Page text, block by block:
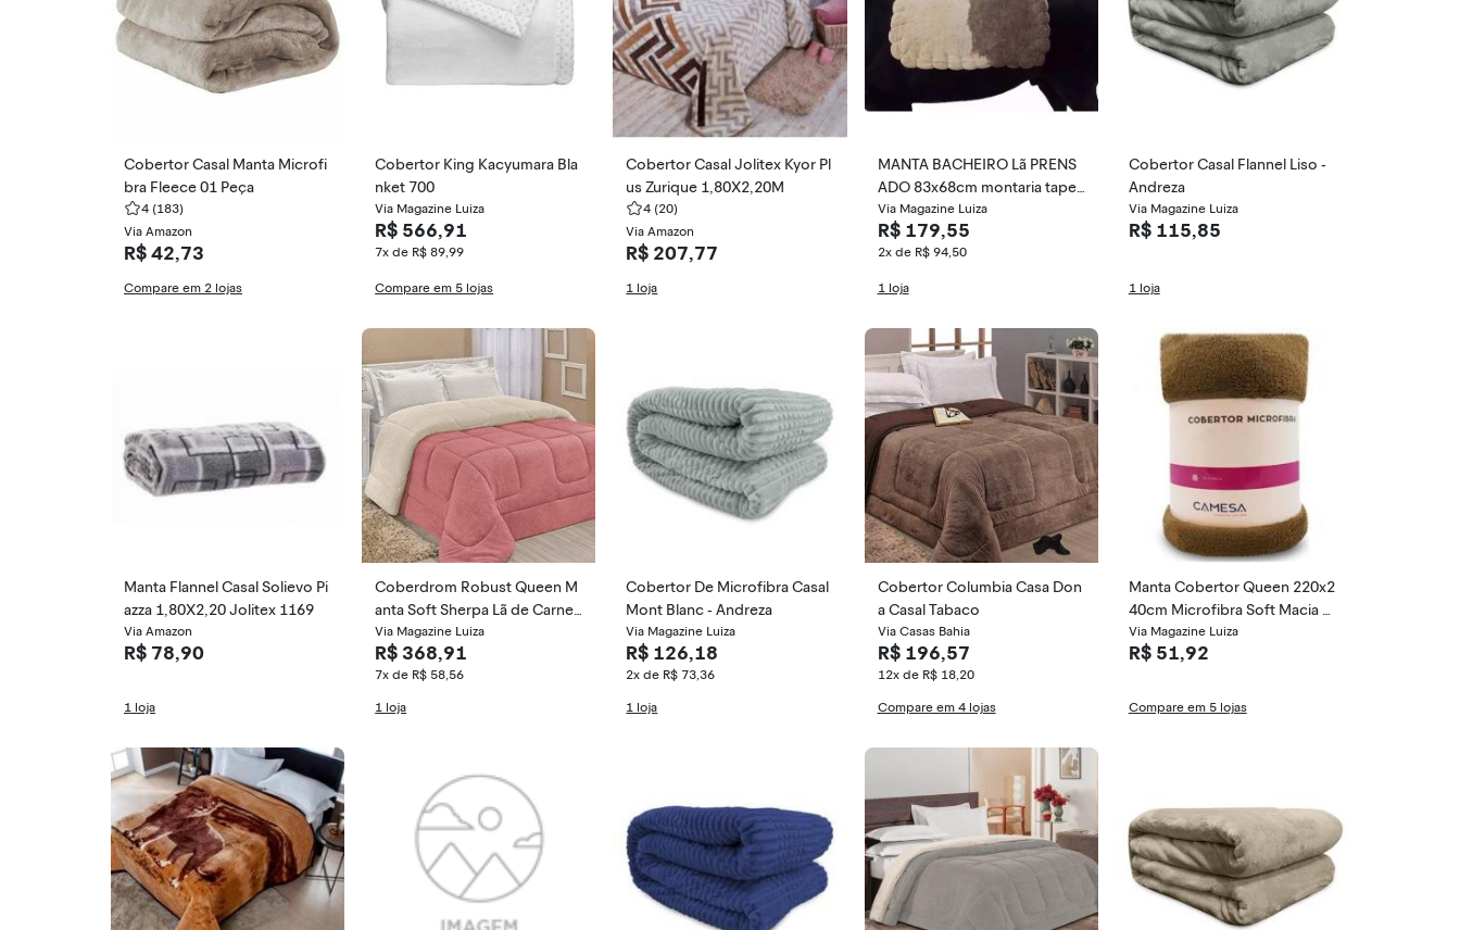
Cobertor Casal Manta Microfi
bra Fleece 01 Peça
4 (183)
Via Amazon
R$ 42,73
Compare em 2 lojas
Cobertor King Kacyumara Bla
nket 700
Via Magazine Luiza
R$ 566,91
7x de R$ 89,99
Compare em 5 lojas
Cobertor Casal Jolitex Kyor Pl
us Zurique 1,80X2,20M
4 (20)
Via Amazon
R$ 207,77
1 loja
MANTA BACHEIRO Lã PRENS
ADO 83x68cm montaria tapet
e
Via Magazine Luiza
R$ 179,55
2x de R$ 94,50
1 loja
Cobertor Casal Flannel Liso -
Andreza
Via Magazine Luiza
R$ 115,85
1 loja
Manta Flannel Casal Solievo Pi
azza 1,80X2,20 Jolitex 1169
Via Amazon
R$ 78,90
1 loja
Coberdrom Robust Queen M
anta Soft Sherpa Lã de Carneir
o Pesado Grosso 1 Peça -
Via Magazine Luiza
R$ 368,91
7x de R$ 58,56
1 loja
Cobertor De Microfibra Casal
Mont Blanc - Andreza
Via Magazine Luiza
R$ 126,18
2x de R$ 73,36
1 loja
Cobertor Columbia Casa Don
a Casal Tabaco
Via Casas Bahia
R$ 196,57
12x de R$ 18,20
Compare em 4 lojas
Manta Cobertor Queen 220x2
40cm Microfibra Soft Macia Fl
eece Camesa - Emcompre
Via Magazine Luiza
R$ 51,92
Compare em 5 lojas